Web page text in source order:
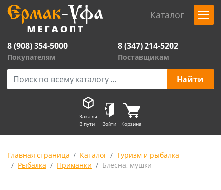
Каталог
8 (908) 354-5000
Покупателям
8 (347) 214-5202
Поставщикам
Заказы
В пути
Войти Корзина
Главная страница Каталог
Туризм и рыбалка
Рыбалка
Приманки Блесна, мушки